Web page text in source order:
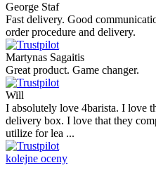
George Staf
Fast delivery. Good
order procedure and delivery.
Martynas Sagaitis
Great product. Game changer.
Will
I absolutely love 4barista. I love
delivery box. I love that they
utilize for lea ...
kolejne oceny